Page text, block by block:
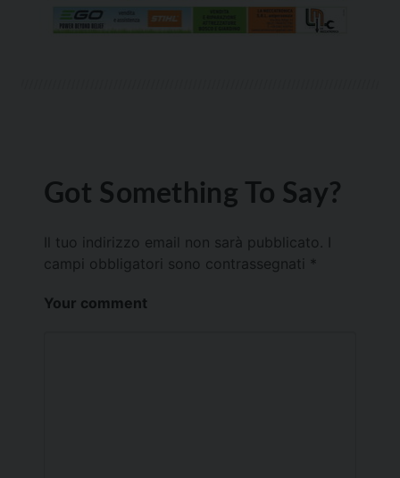
Got Something To Say?
Il tuo indirizzo email non sarà pubblicato.
campi obbligatori sono contrassegnati *
Your comment